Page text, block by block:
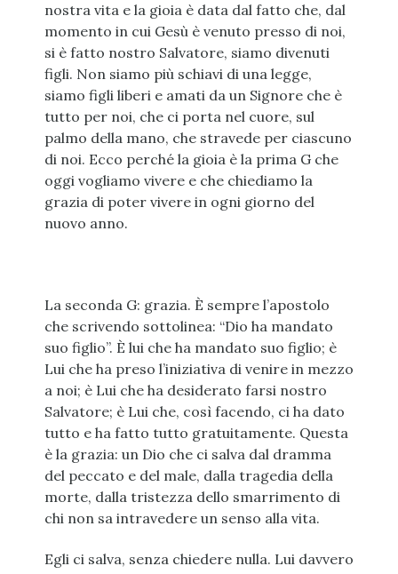
nostra vita e la gioia è data dal fatto che, dal
momento in cui Gesù è venuto presso di noi,
si è fatto nostro Salvatore, siamo divenuti
figli. Non siamo più schiavi di una legge,
siamo figli liberi e amati da un Signore che è
tutto per noi, che ci porta nel cuore, sul
palmo della mano, che stravede per ciascuno
di noi. Ecco perché la gioia è la prima G che
oggi vogliamo vivere e che chiediamo la
grazia di poter vivere in ogni giorno del
nuovo anno.
La seconda G: grazia. È sempre l’apostolo
che scrivendo sottolinea: “Dio ha mandato
suo figlio”. È lui che ha mandato suo figlio; è
Lui che ha preso l’iniziativa di venire in mezzo
a noi; è Lui che ha desiderato farsi nostro
Salvatore; è Lui che, così facendo, ci ha dato
tutto e ha fatto tutto gratuitamente. Questa
è la grazia: un Dio che ci salva dal dramma
del peccato e del male, dalla tragedia della
morte, dalla tristezza dello smarrimento di
chi non sa intravedere un senso alla vita.
Egli ci salva, senza chiedere nulla. Lui davvero